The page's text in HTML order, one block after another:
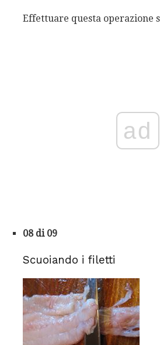
Effettuare questa operazione
ad
08 di 09
Scuoiando i filetti